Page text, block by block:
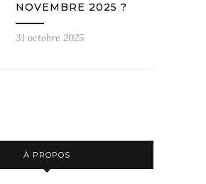
NOVEMBRE 2025 ?
31 octobre 2025
À PROPOS